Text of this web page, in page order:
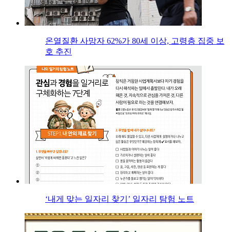
온열질환 사망자 62%가 80세 이상, 고령층 집중 보
호 추진
‘내게 맞는 일자리 찾기’ 일자리 탐험 노트